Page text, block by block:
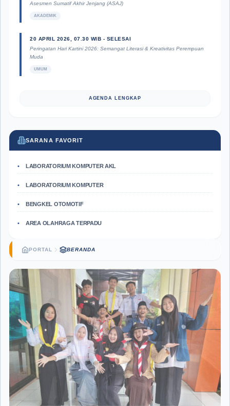
Asesmen Sumatif Akhir Jenjang (ASAJ)
AKADEMIK
20 APRIL 2026, 07.30 WIB - SELESAI
Peringatan Hari Kartini 2026: Semangat Literasi & Kreativitas Perempuan
Muda
UMUM
AGENDA LENGKAP
SARANA FAVORIT
LABORATORIUM KOMPUTER AKL
LABORATORIUM KOMPUTER
BENGKEL OTOMOTIF
AREA OLAHRAGA TERPADU
PORTAL BERANDA